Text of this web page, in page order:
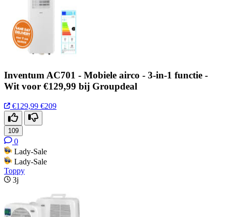
Inventum AC701 - Mobiele airco - 3-in-1 functie -
Wit voor €129,99 bij Groupdeal
€129,99 €209
109
0
Lady-Sale
Lady-Sale
Toppy
3j